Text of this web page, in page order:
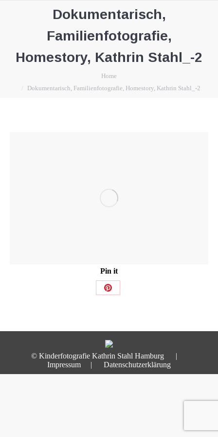
Dokumentarisch,
Familienfotografie,
Homestory, Kathrin Stahl_-2
Home
Dokumentarisch, Familienfotografie, Homestory, Kathrin Stahl_-2
Pin it
Share
© Kinderfotografie Kathrin Stahl Hamburg |
Impressum | Datenschutzerklärung